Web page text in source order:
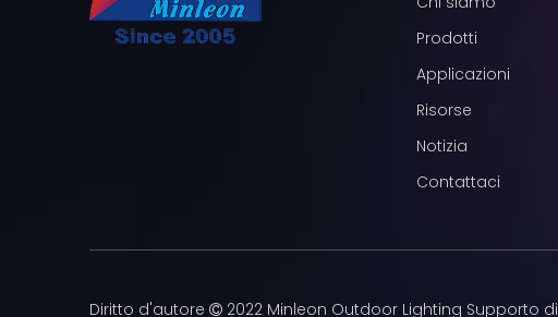
Prodotti
Applicazioni
Risorse
Notizia
Contattaci
Diritto d'autore  2022 Minleon Outdoor Lighting Supporto di